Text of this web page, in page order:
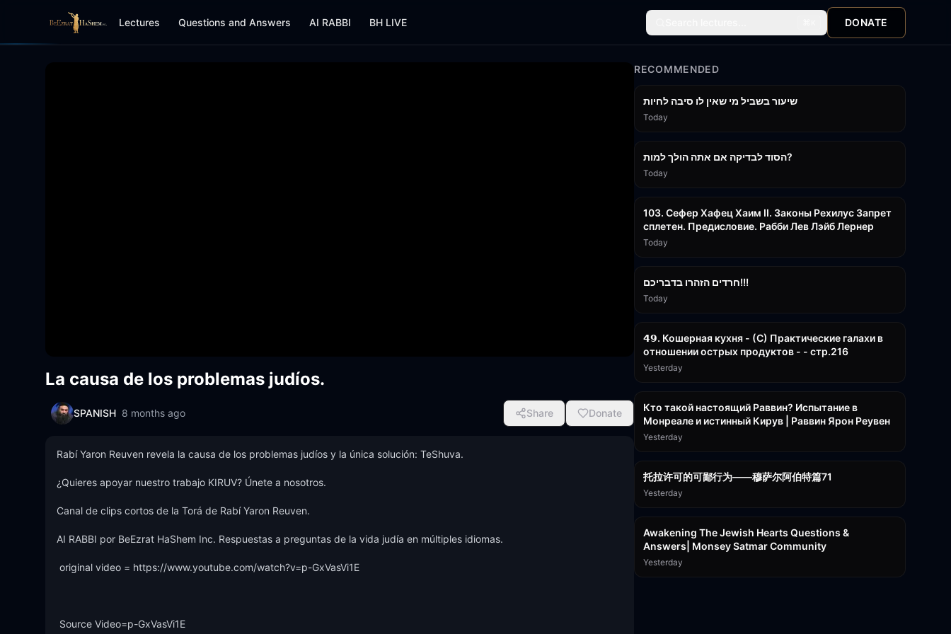
Lectures Questions and Answers AI RABBI BH LIVE DONATE
La causa de los problemas judíos.
SPANISH 8 months ago Share Donate
Rabí Yaron Reuven revela la causa de los problemas judíos y la única solución: TeShuva.
¿Quieres apoyar nuestro trabajo KIRUV? Únete a nosotros.
Canal de clips cortos de la Torá de Rabí Yaron Reuven.
AI RABBI por BeEzrat HaShem Inc. Respuestas a preguntas de la vida judía en múltiples idiomas.
Source Video=p-GxVasVi1E
RECOMMENDED
שיעור בשביל מי שאין לו סיבה לחיות
Today
הסוד לבדיקה אם אתה הולך למות?
Today
103. Сефер Хафец Хаим II. Законы Рехилус Запрет
сплетен. Предисловие. Рабби Лев Лэйб Лернер
Today
חרדים הזהרו בדבריכם!!!
Today
𝟰𝟵. Кошерная кухня - (С) Практические галахи в
отношении острых продуктов - - стр.216
Yesterday
Кто такой настоящий Раввин? Испытание в
Монреале и истинный Кирув | Раввин Ярон Реувен
Yesterday
托拉许可的可鄙行为——穆萨尔阿伯特篇71
Yesterday
Awakening The Jewish Hearts Questions &
Answers| Monsey Satmar Community
Yesterday